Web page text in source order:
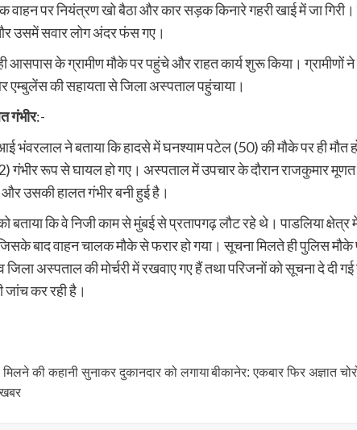
पर नियंत्रण खो बैठा और कार सड़क किनारे गहरी खाई में जा गिरी।
उसमें सवार लोग अंदर फंस गए।
आसपास के ग्रामीण मौके पर पहुंचे और राहत कार्य शुरू किया। ग्रामीणों
एम्बुलेंस की सहायता से जिला अस्पताल पहुंचाया।
गंभीर:-
भंवरलाल ने बताया कि हादसे में घनश्याम पटेल (50) की मौके पर ही
रूप से घायल हो गए। अस्पताल में उपचार के दौरान राजकुमार मूणत
उसकी हालत गंभीर बनी हुई है।
कि वे निजी काम से मुंबई से प्रतापगढ़ लौट रहे थे। पाडलिया
बाद वाहन चालक मौके से फरार हो गया। सूचना मिलते ही पुलिस
अस्पताल की मोर्चरी में रखवाए गए हैं तथा परिजनों को सूचना दे
जांच कर रही है।
की कहानी सुनाकर दुकानदार को लगायाबीकानेर: एकबार फिर अज्ञात